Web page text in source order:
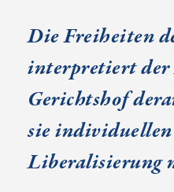
Die Freiheiten
interpretiert der
Gerichtshof
sie
Liberalisierung